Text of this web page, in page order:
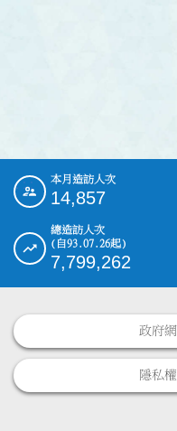
::: 本月造訪人次
14,857
總造訪人次
(自93.07.26起)
7,799,262
政府
隱私